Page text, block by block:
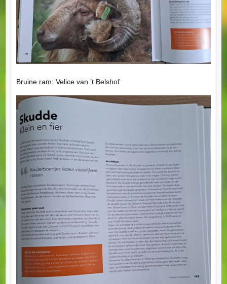
Bruine ram: Velice van ’t Belshof